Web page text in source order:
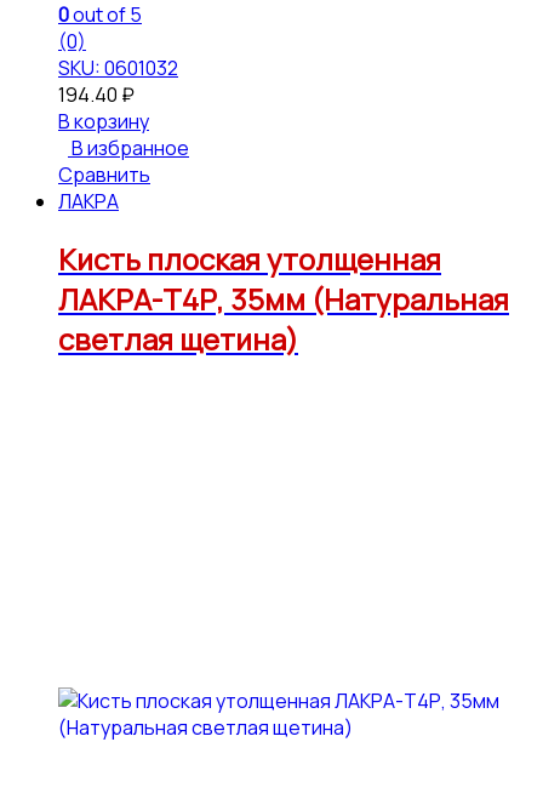
0out of 5
(0)
SKU: 0601032
194.40 ₽
В корзину
В избранное
Сравнить
ЛАКРА
Кисть плоская утолщенная
ЛАКРА-Т4Р, 35мм (Натуральная
светлая щетина)